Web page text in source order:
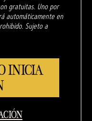
gratuitas. Uno por
automáticamente en
Sujeto a
INICIA